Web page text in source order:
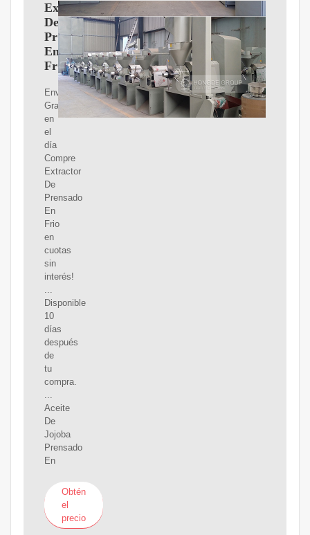
Extractor
De
Prensado
En
Frio
Envíos
Gratis
en
el
día
Compre
Extractor
De
Prensado
En
Frio
en
cuotas
sin
interés!
...
Disponible
10
días
después
de
tu
compra.
...
Aceite
De
Jojoba
Prensado
En
Obtén
el
precio